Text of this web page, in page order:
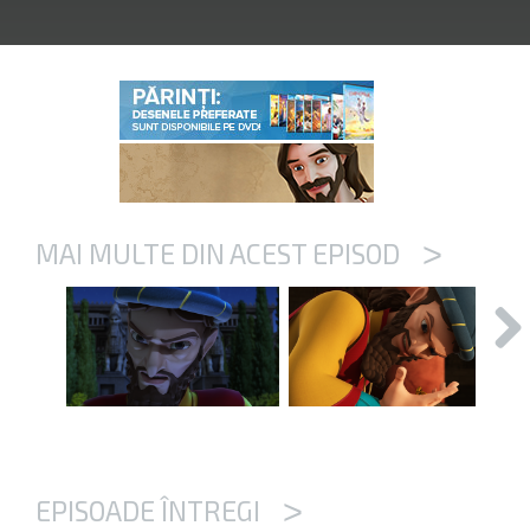
MAI MULTE DIN ACEST EPISOD >
EPISOADE ÎNTREGI >